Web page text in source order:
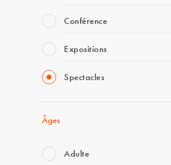
Conférence
Expositions
Spectacles
Âges
Adulte